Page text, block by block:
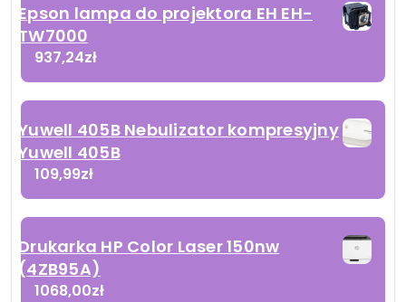
Epson lampa do projektora EH EH-
TW7000
937,24zł
Yuwell 405B Nebulizator kompresyjny
Yuwell 405B
109,99zł
Drukarka HP Color Laser 150nw
(4ZB95A)
1068,00zł